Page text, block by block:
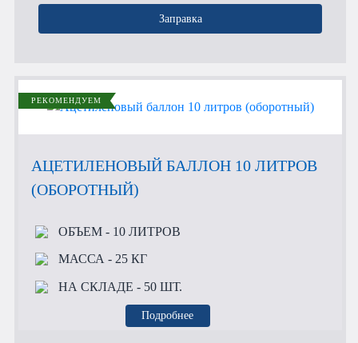
Заправка
РЕКОМЕНДУЕМ
АЦЕТИЛЕНОВЫЙ БАЛЛОН 10 ЛИТРОВ
(ОБОРОТНЫЙ)
ОБЪЕМ- 10 ЛИТРОВ
МАССА- 25 КГ
НА СКЛАДЕ - 50 ШТ.
Подробнее